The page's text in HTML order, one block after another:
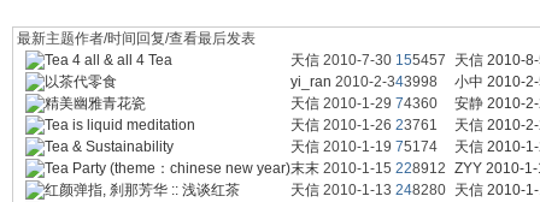
最新主题作者/时间 回复/查看最后发表
Tea 4 all & all 4 Tea
天信 2010-7-30 155457 天信 2010-
以茶代零食
yi_ran 2010-2-343998 小中 2010-
精美幽雅青花瓷
天信 2010-1-29 74360 安静 2010-
Tea is liquid meditation
天信 2010-1-26 23761 天信 2010-
Tea & Sustainability
天信 2010-1-19 75174 天信 2010-
Tea Party (theme：chinese new year)末末 2010-1-15 228912 ZYY 2010-
红颜弹指, 刹那芳华 :: 浅谈红茶
天信 2010-1-13 248280 天信 2010-